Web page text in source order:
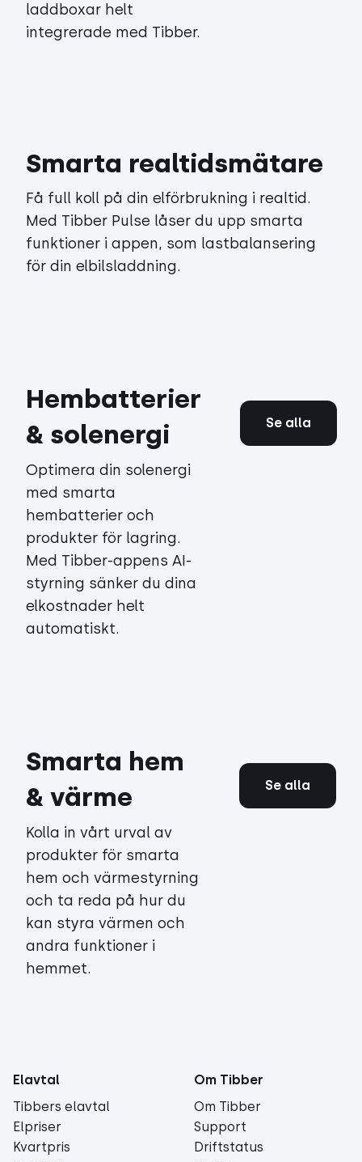
laddboxar helt
integrerade med Tibber.
Smarta realtidsmätare
Få full koll på din elförbrukning i realtid.
Med Tibber Pulse låser du upp smarta
funktioner i appen, som lastbalansering
för din elbilsladdning.
Hembatterier
& solenergi
Optimera din solenergi
med smarta
hembatterier och
produkter för lagring.
Med Tibber-appens AI-
styrning sänker du dina
elkostnader helt
automatiskt.
Se alla
Smarta hem
& värme
Kolla in vårt urval av
produkter för smarta
hem och värmestyrning
och ta reda på hur du
kan styra värmen och
andra funktioner i
hemmet.
Se alla
Elavtal
Tibbers elavtal
Elpriser
Kvartpris
Om Tibber
Om Tibber
Support
Driftstatus